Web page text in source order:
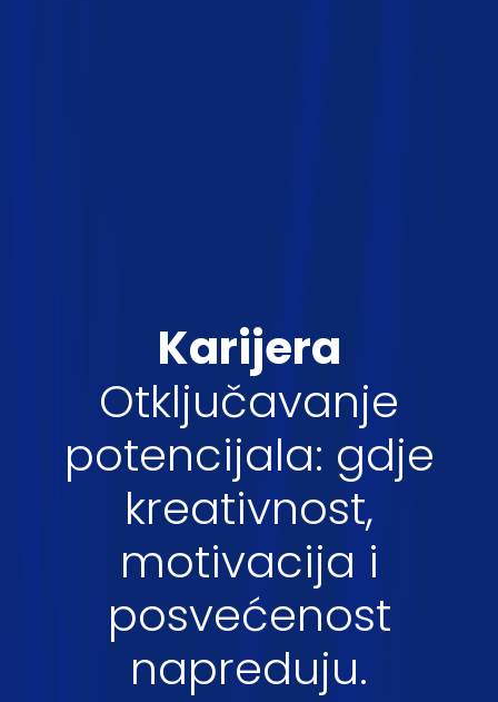
Karijera
Otključavanje
potencijala: gdje
kreativnost,
motivacija i
posvećenost
napreduju.